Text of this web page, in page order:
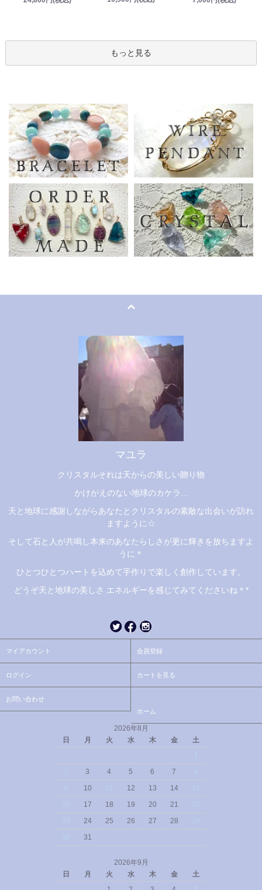
もっと見る
マユラ
クリスタルそれは天からの美しい贈り物
かけがえのない地球のカケラ...
天と地球に感謝しながらあなたとクリスタルの素敵な出会いが訪れ
ますように☆
そして石と人が共鳴し本来のあなたらしさが更に輝きを放ちますよ
うに＊
ひとつひとつハートを込めて手作りで楽しく創作しています。
どうぞ天と地球の美しさ エネルギーを感じてみてくださいね＊*
マイアカウント 会員登録
ログイン カートを見る
お問い合わせ
ホーム
2026年8月
日
月 火 水 木 金
土
3 4 5 6 7
10 12 13 14
17 18 19 20 21
24 25 26 27 28
31
2026年9月
日
月 火 水 木 金
土